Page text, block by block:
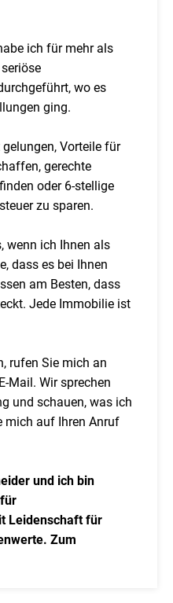
ich für mehr als
wo es
ging.
Vorteile für
gerechte
oder 6-stellige
zu sparen.
wenn ich Ihnen als
dass es bei Ihnen
am Besten, dass
Jede Immobilie ist
rufen Sie mich an
Mail. Wir sprechen
und schauen, was ich
mich auf Ihren Anruf
und ich bin
Leidenschaft für
Zum